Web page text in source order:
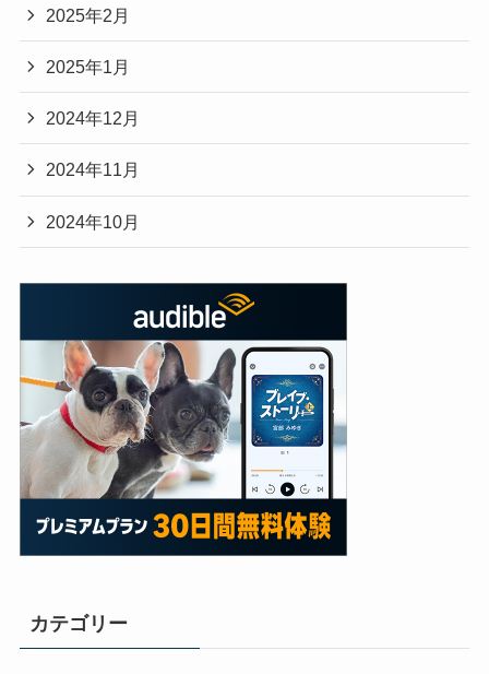
2025年2月
2025年1月
2024年12月
2024年11月
2024年10月
カテゴリー